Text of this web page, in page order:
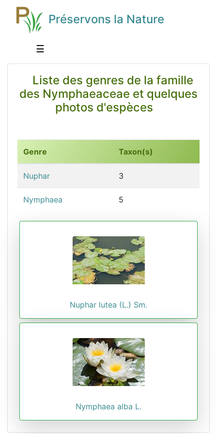
Préservons la Nature
☰
Liste des genres de la famille
des Nymphaeaceae et quelques
photos d'espèces
Genre Taxon(s)
Nuphar 3
Nymphaea 5
Nuphar lutea (L.) Sm.
Nymphaea alba L.